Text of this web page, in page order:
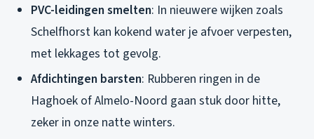
PVC-leidingen smelten: In nieuwere wijken zoals
Schelfhorst kan kokend water je afvoer verpesten,
met lekkages tot gevolg.
Afdichtingen barsten: Rubberen ringen in de
Haghoek of Almelo-Noord gaan stuk door hitte,
zeker in onze natte winters.